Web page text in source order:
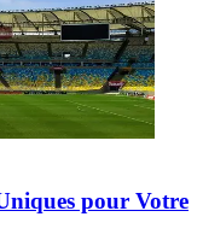
pour Votre